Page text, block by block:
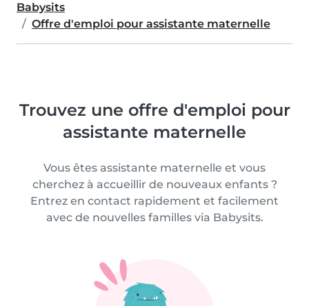
Babysits
Offre d'emploi pour assistante maternelle
Trouvez une offre d'emploi pour
assistante maternelle
Vous êtes assistante maternelle et vous
cherchez à accueillir de nouveaux enfants ?
Entrez en contact rapidement et facilement
avec de nouvelles familles via Babysits.